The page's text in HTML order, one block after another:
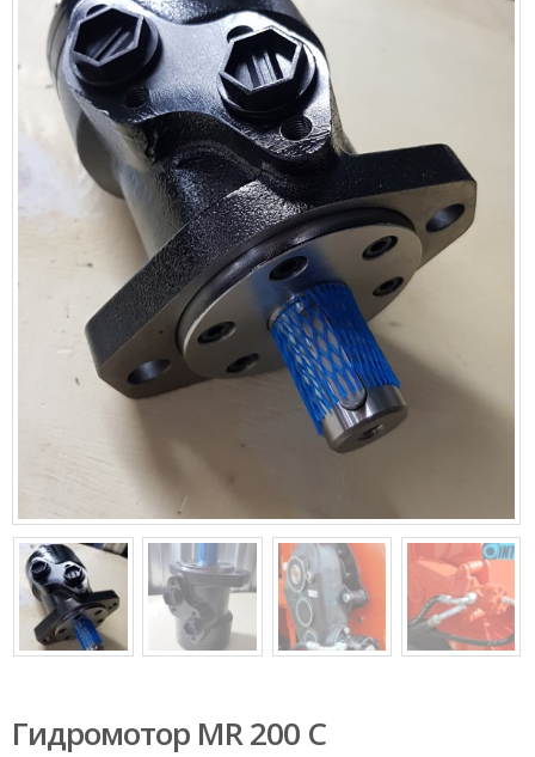
Гидромотор MR 200 С